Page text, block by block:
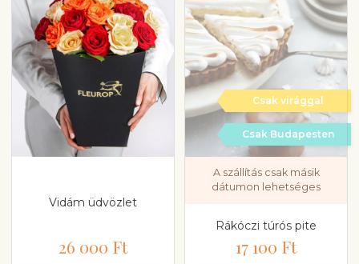
Vidám üdvözlet
26 000 Ft
Csak virággal
Csak Budapesten
A szállítás csak másik
dátumon lehetséges
Rákóczi túrós pite
17 100 Ft